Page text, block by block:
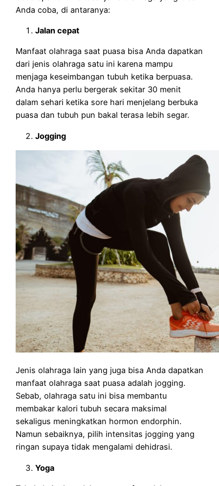
Anda coba, di antaranya:
Jalan cepat
Manfaat olahraga saat puasa bisa Anda dapatkan
dari jenis olahraga satu ini karena mampu
menjaga keseimbangan tubuh ketika berpuasa.
Anda hanya perlu bergerak sekitar 30 menit
dalam sehari ketika sore hari menjelang berbuka
puasa dan tubuh pun bakal terasa lebih segar.
Jogging
Jenis olahraga lain yang juga bisa Anda dapatkan
manfaat olahraga saat puasa adalah jogging.
Sebab, olahraga satu ini bisa membantu
membakar kalori tubuh secara maksimal
sekaligus meningkatkan hormon endorphin.
Namun sebaiknya, pilih intensitas jogging yang
ringan supaya tidak mengalami dehidrasi.
Yoga